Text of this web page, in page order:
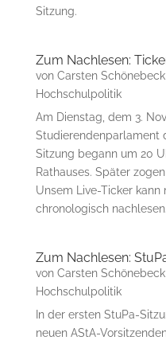
Sitzung.
Zum Nachlesen:
von Carsten Schönebeck
Hochschulpolitik
Am Dienstag, dem 3.
Studierendenparlament
Sitzung begann um 20
Rathauses. Später
Unsem Live-Ticker kann
chronologisch nachlesen.
Zum Nachlesen:
von Carsten Schönebeck
Hochschulpolitik
In der ersten StuPa-
neuen AStA-